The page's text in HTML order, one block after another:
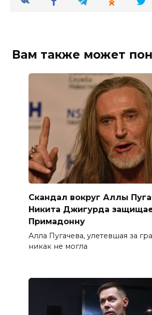
Вам также может
Скандал вокруг Аллы
Никита Джигурда
Примадонну
Алла Пугачева, улетевшая за
никак не могла